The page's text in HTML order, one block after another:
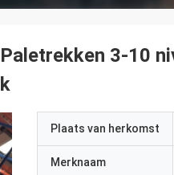
3-10
Plaats van herkomst
Merknaam